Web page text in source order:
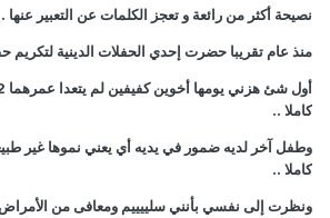
نصيحة أكثر من رائعة و تعجز الكلمات عن التعبير عنها ..
منذ عام تقريبا حضرت إحدي الحفلات الدينية لتكريم
كاملا ..
وطفل آخر لديه ضمور في يديه أي يعني نموها غير
كاملا ..
ونظرت إلى نفسي بأنني سلييييم ومعافى من